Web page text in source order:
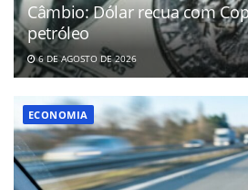
Câmbio: Dólar recua com
petróleo
6 DE AGOSTO DE 2026
ECONOMIA